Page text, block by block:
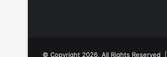
© Copyright 2026, All Rights Reserved |